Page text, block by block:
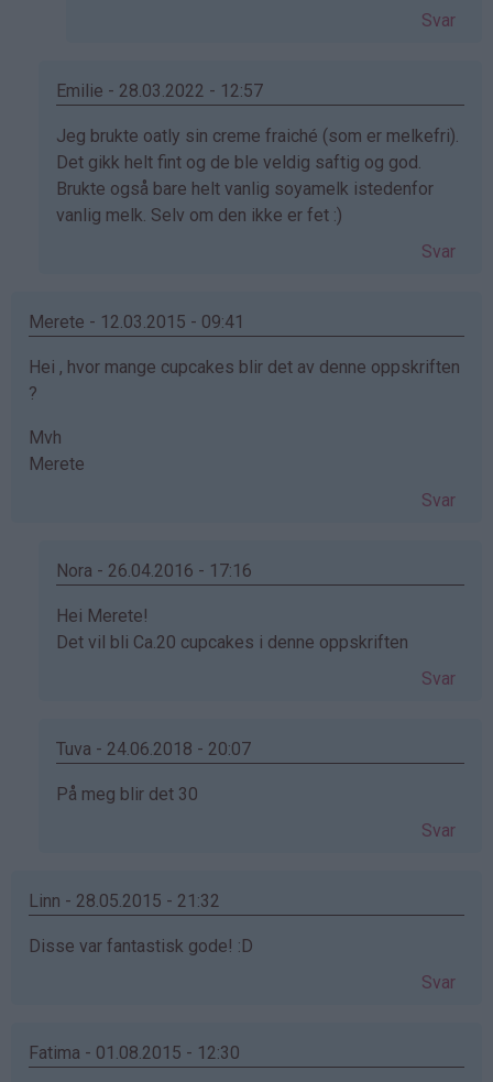
(ikke
Svar
Emilie - 28.03.2022 - 12:57
Som
svar
på
av
Jeg brukte oatly sin creme fraiché (som er melkefri).
Det gikk helt fint og de ble veldig saftig og god.
Brukte også bare helt vanlig soyamelk istedenfor
vanlig melk. Selv om den ikke er fet :)
Svar
Merete - 12.03.2015 - 09:41
Hei , hvor mange cupcakes blir det av denne oppskriften
?
Mvh
Merete
Svar
Nora - 26.04.2016 - 17:16
Som
svar
(ikke
Hei Merete!
Det vil bli Ca.20 cupcakes i denne oppskriften
Svar
Tuva - 24.06.2018 - 20:07
Som
Merete
bekreftet)
På meg blir det 30
Svar
Linn - 28.05.2015 - 21:32
Disse var fantastisk gode! :D
Svar
Fatima - 01.08.2015 - 12:30